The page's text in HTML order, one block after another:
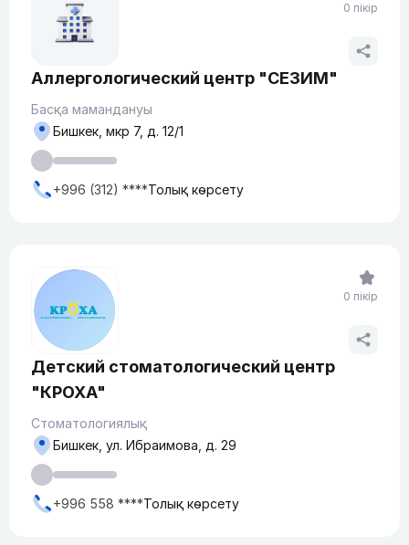
Аллергологический центр "СЕЗИМ"
Басқа мамандануы
Бишкек, ​мкр 7, д. 12/1
+996 (312) ****Толық көрсету
0 пікір
Детский стоматологический центр
"КРОХА"
Стоматологиялық
Бишкек, ул. Ибраимова, д. 29
+996 558 ****Толық көрсету
0 пікір